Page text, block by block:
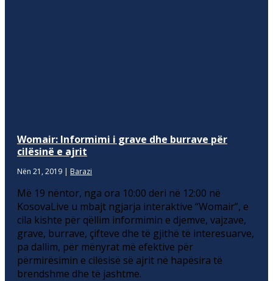
Womair: Informimi i grave dhe burrave për
cilësinë e ajrit
Nën 21, 2019 | Barazi
Më 19 nëntor, nga ora 10:00 deri në 12:00 në
KosovaLive u mbajt ngjarja interaktive “Womair”, e
cila kishte për qëllim informimin e djemve, vajzave,
grave, burrave, çifteve dhe të gjithë të interesuarve,
pa dallim, për mënyrat më efektive për
përmirësimin e cilësisë së ajrit në hapësira të
brendshme dhe të jashtme.